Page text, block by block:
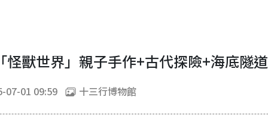
獸世界」親子手作+古代探險+海底隧
07-01 09:59 十三行博物館